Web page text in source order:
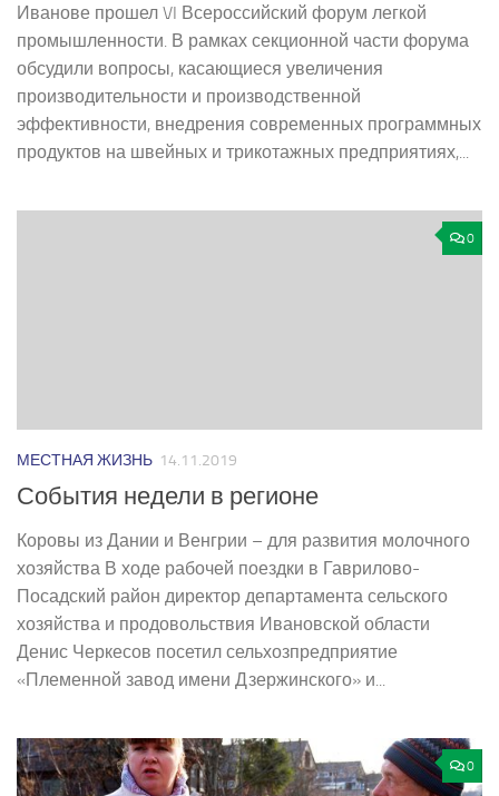
Иванове прошел VI Всероссийский форум легкой
промышленности. В рамках секционной части форума
обсудили вопросы, касающиеся увеличения
производительности и производственной
эффективности, внедрения современных программных
продуктов на швейных и трикотажных предприятиях,...
0
МЕСТНАЯ ЖИЗНЬ 14.11.2019
События недели в регионе
Коровы из Дании и Венгрии – для развития молочного
хозяйства В ходе рабочей поездки в Гаврилово­-
Посадский район директор департамента сельского
хозяйства и продовольствия Ивановской области
Денис Черкесов посетил сельхозпредприятие
«Племенной завод имени Дзержинского» и...
0